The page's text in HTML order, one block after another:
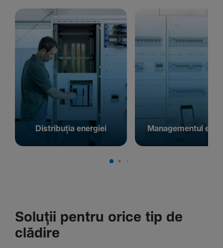
Distribuția energiei Managementul
Soluții pentru orice tip de
clădire